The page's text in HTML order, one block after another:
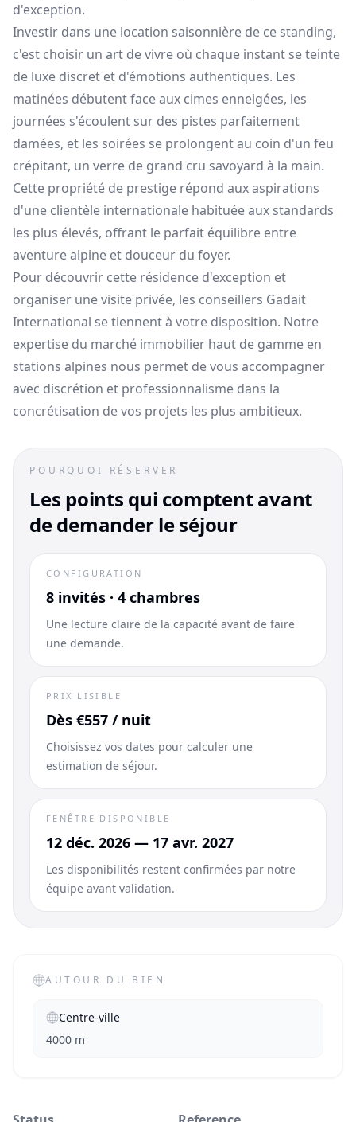
d'exception.
Investir dans une location saisonnière de ce standing,
c'est choisir un art de vivre où chaque instant se teinte
de luxe discret et d'émotions authentiques. Les
matinées débutent face aux cimes enneigées, les
journées s'écoulent sur des pistes parfaitement
damées, et les soirées se prolongent au coin d'un feu
crépitant, un verre de grand cru savoyard à la main.
Cette propriété de prestige répond aux aspirations
d'une clientèle internationale habituée aux standards
les plus élevés, offrant le parfait équilibre entre
aventure alpine et douceur du foyer.
Pour découvrir cette résidence d'exception et
organiser une visite privée, les conseillers Gadait
International se tiennent à votre disposition. Notre
expertise du marché immobilier haut de gamme en
stations alpines nous permet de vous accompagner
avec discrétion et professionnalisme dans la
concrétisation de vos projets les plus ambitieux.
POURQUOI RÉSERVER
Les points qui comptent avant
de demander le séjour
CONFIGURATION
8 invités · 4 chambres
Une lecture claire de la capacité avant de faire
une demande.
PRIX LISIBLE
Dès €557 / nuit
Choisissez vos dates pour calculer une
estimation de séjour.
FENÊTRE DISPONIBLE
12 déc. 2026 — 17 avr. 2027
Les disponibilités restent confirmées par notre
équipe avant validation.
AUTOUR DU BIEN
Centre-ville
4000 m